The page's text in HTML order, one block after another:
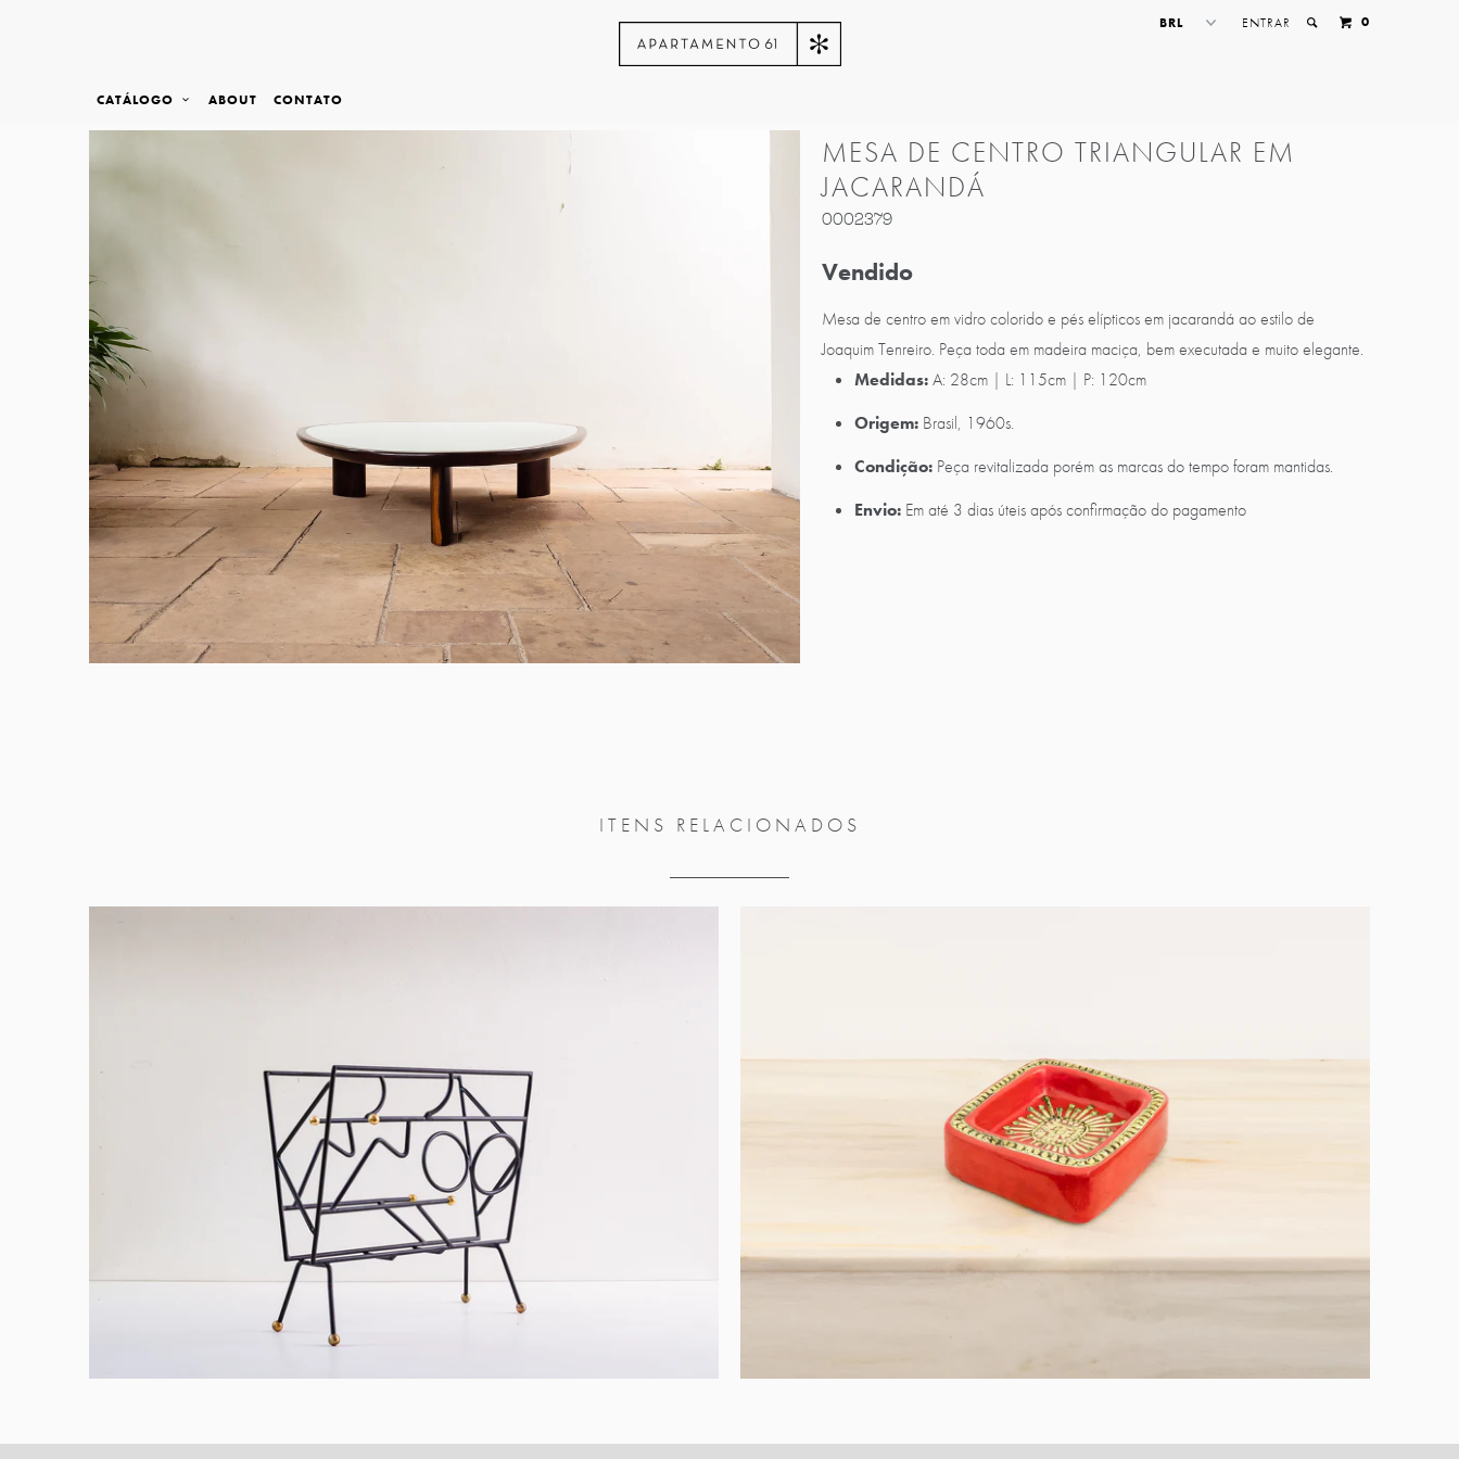
ENTRAR 0
CATÁLOGO ABOUT CONTATO
MESA DE CENTRO TRIANGULAR EM
JACARANDÁ
0002379
Vendido
Mesa de centro em vidro colorido e pés elípticos em jacarandá ao estilo de
Joaquim Tenreiro. Peça toda em madeira maciça, bem executada e muito elegante.
Medidas:A: 28cm | L: 115cm | P: 120cm
Origem: Brasil, 1960s.
Condição: Peça revitalizada porém as marcas do tempo foram mantidas.
Envio: Em até 3 dias úteis após confirmação do pagamento
ITENS RELACIONADOS